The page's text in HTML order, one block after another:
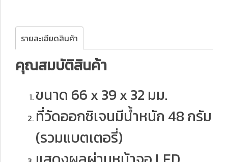
รายละเอียดสินค้า
คุณสมบัติสินค้า
ขนาด 66 x 39 x 32 มม.
ที่วัดออกซิเจนมีน้ำหนัก 48 กรัม
(รวมแบตเตอรี่)